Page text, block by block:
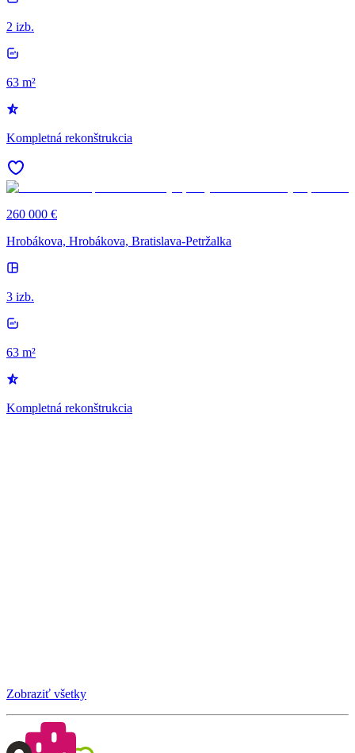
2 izb.
63 m²
Kompletná rekonštrukcia
260 000 €
Hrobákova, Hrobákova, Bratislava-Petržalka
3 izb.
63 m²
Kompletná rekonštrukcia
Zobraziť všetky